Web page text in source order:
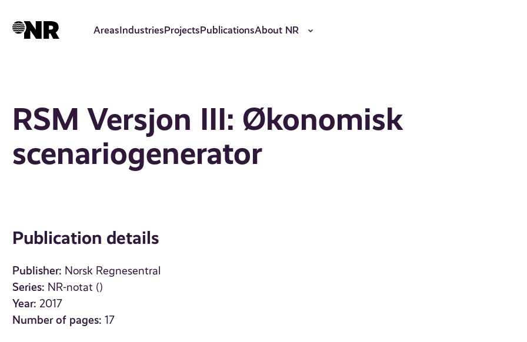
AreasIndustriesProjectsPublicationsAbout NR
RSM Versjon III: Økonomisk
scenariogenerator
Publication details
Publisher: Norsk Regnesentral
Series: NR-notat ()
Year: 2017
Number of pages: 17